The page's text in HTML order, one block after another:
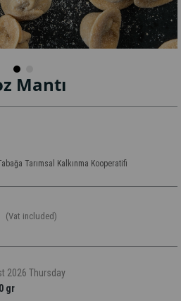
Mantı
Tarımsal Kalkınma Kooperatifi
(Vat included)
2026 Thursday
gr